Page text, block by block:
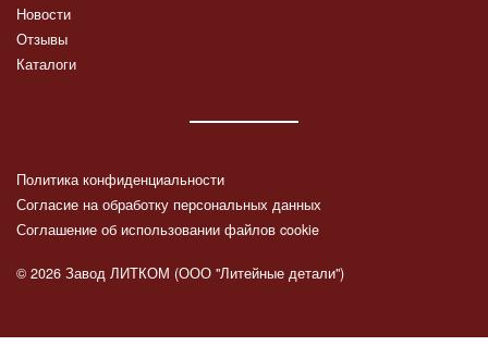
Новости
Отзывы
Каталоги
Политика конфиденциальности
Согласие на обработку персональных данных
Соглашение об использовании файлов cookie
© 2026 Завод ЛИТКОМ (ООО "Литейные детали")